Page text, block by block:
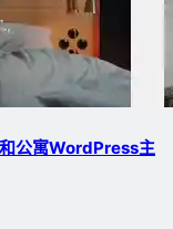
公寓WordPress主